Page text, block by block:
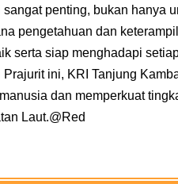
penting, bukan hanya
pengetahuan dan
serta siap menghadapi
ini, KRI Tanjung
dan memperkuat
Laut.@Red